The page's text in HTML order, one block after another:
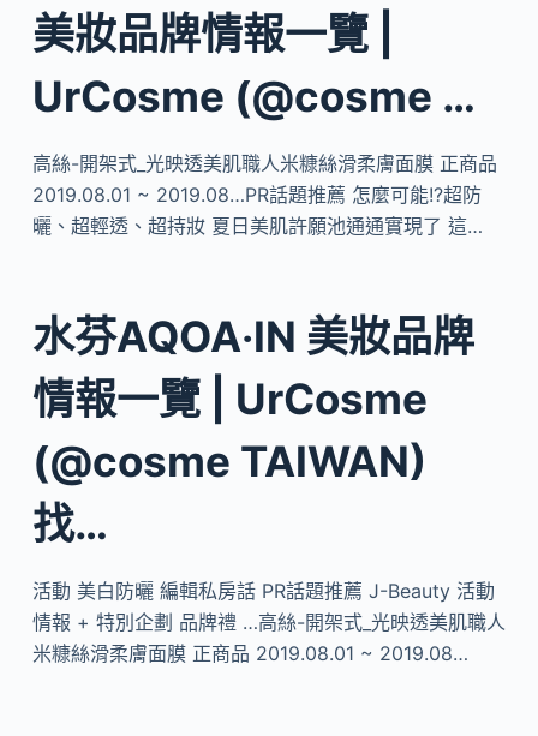
美妝品牌情報一覽 |
UrCosme (@cosme …
高絲-開架式_光映透美肌職人米糠絲滑柔膚面膜 正商品
2019.08.01 ~ 2019.08…PR話題推薦 怎麼可能!?超防
曬、超輕透、超持妝 夏日美肌許願池通通實現了 這…
水芬AQOA‧IN 美妝品牌
情報一覽 | UrCosme
(@cosme TAIWAN)
找…
活動 美白防曬 編輯私房話 PR話題推薦 J-Beauty 活動
情報 + 特別企劃 品牌禮 …高絲-開架式_光映透美肌職人
米糠絲滑柔膚面膜 正商品 2019.08.01 ~ 2019.08…